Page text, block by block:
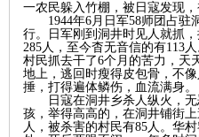
一农民躲入竹棚，被日寇发现，
1944年6月日军58师团占
行。日军刚到洞井时见人就抓
285人，至今杳无音信的有113
村民抓去干了6个月的苦力，天
地上，逃回时瘦得皮包骨，不
捶，打得遍体鳞伤，血流满身。
日寇在洞井乡杀人纵火，
孩，举得高高的，在洞井铺街
人，被杀害的村民有85人。华